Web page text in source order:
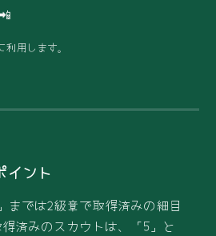
📲
用します。
イント
までは2級章で取得済みの細目
済みのスカウトは、「5」と